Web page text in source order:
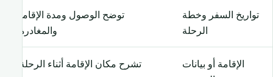
تواريخ السفر وخطة
الرحلة
توضح الوصول ومدة الإقامة
والمغادرة.
الإقامة أو بيانات
تشرح مكان الإقامة أثناء الرحلة.